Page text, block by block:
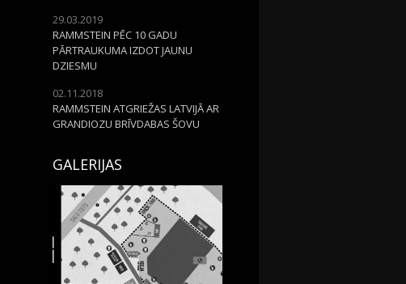
29.03.2019
RAMMSTEIN PĒC 10 GADU
PĀRTRAUKUMA IZDOT JAUNU
DZIESMU
02.11.2018
RAMMSTEIN ATGRIEŽAS LATVIJĀ AR
GRANDIOZU BRĪVDABAS ŠOVU
GALERIJAS